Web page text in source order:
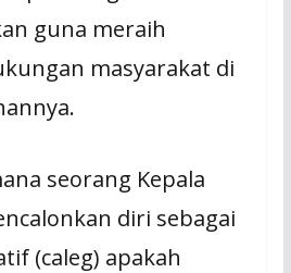
guna meraih
masyarakat di
seorang Kepala
diri sebagai
(caleg) apakah